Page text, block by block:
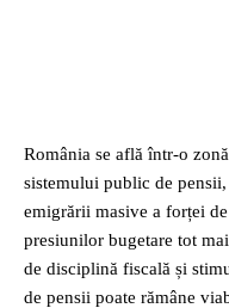
România se află într-o
sistemului public de
emigrării masive a forței
presiunilor bugetare tot
de disciplină fiscală și
de pensii poate rămâne